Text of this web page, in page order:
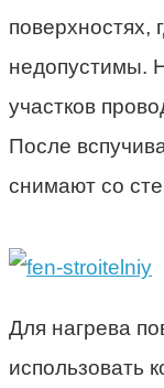
поверхностях,
недопустимы.
участков
После
снимают со
Для нагрева
использовать